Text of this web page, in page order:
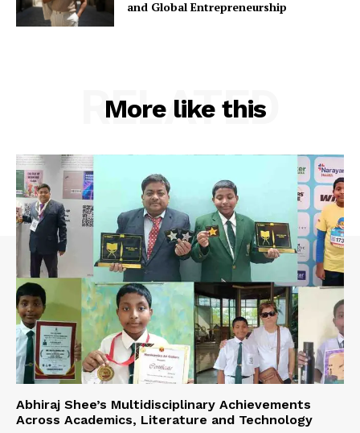
and Global Entrepreneurship
More like this
RELATED
Abhiraj Shee’s Multidisciplinary Achievements
Across Academics, Literature and Technology